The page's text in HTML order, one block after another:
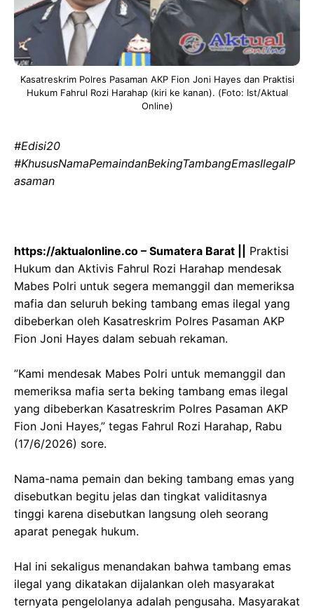
Kasatreskrim Polres Pasaman AKP Fion Joni Hayes dan Praktisi
Hukum Fahrul Rozi Harahap (kiri ke kanan). (Foto: Ist/Aktual
Online)
#Edisi20
‎#KhususNamaPemaindanBekingTambangEmasIlegalP
asaman
https://aktualonline.co – Sumatera Barat ||
Praktisi
Hukum dan Aktivis Fahrul Rozi Harahap mendesak
Mabes Polri untuk segera memanggil dan memeriksa
mafia dan seluruh beking tambang emas ilegal yang
dibeberkan oleh Kasatreskrim Polres Pasaman AKP
Fion Joni Hayes dalam sebuah rekaman.
‎”Kami mendesak Mabes Polri untuk memanggil dan
memeriksa mafia serta beking tambang emas ilegal
yang dibeberkan Kasatreskrim Polres Pasaman AKP
Fion Joni Hayes,” tegas Fahrul Rozi Harahap, Rabu
(17/6/2026) sore.
‎Nama-nama pemain dan beking tambang emas yang
disebutkan begitu jelas dan tingkat validitasnya
tinggi karena disebutkan langsung oleh seorang
aparat penegak hukum.
‎Hal ini sekaligus menandakan bahwa tambang emas
ilegal yang dikatakan dijalankan oleh masyarakat
ternyata pengelolanya adalah pengusaha. Masyarakat